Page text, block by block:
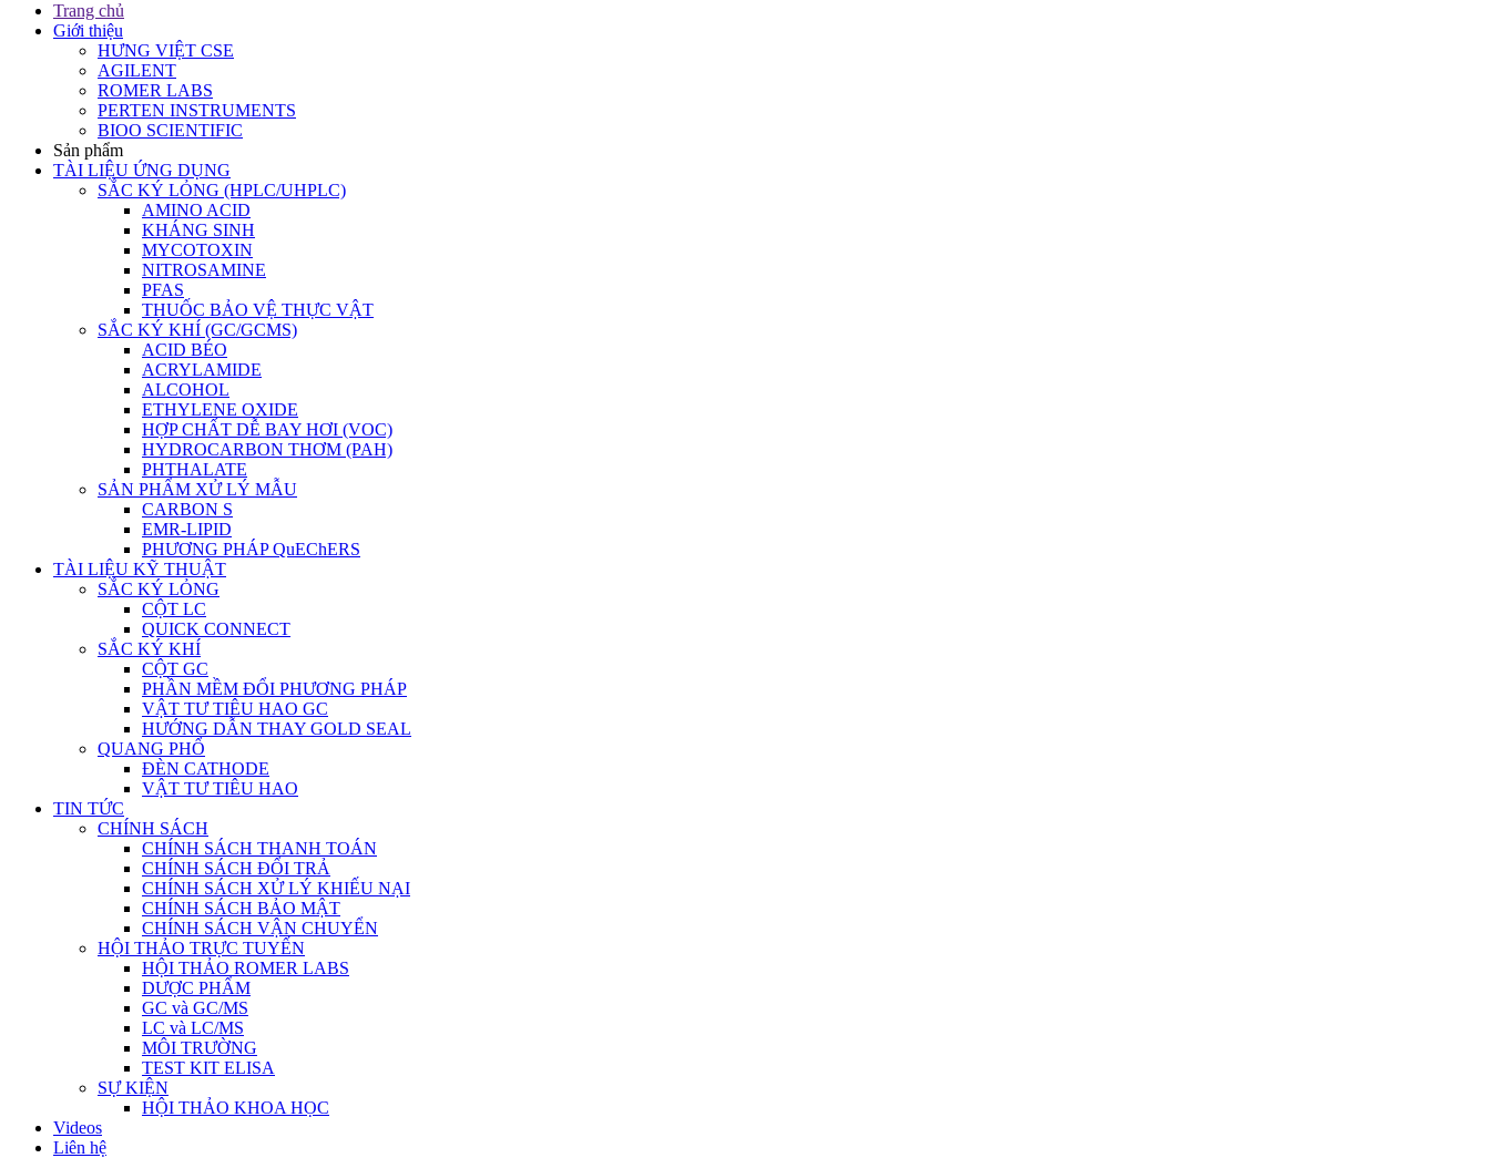
Trang chủ
Giới thiệu
HƯNG VIỆT CSE
AGILENT
ROMER LABS
PERTEN INSTRUMENTS
BIOO SCIENTIFIC
Sản phẩm
TÀI LIỆU ỨNG DỤNG
SẮC KÝ LỎNG (HPLC/UHPLC)
AMINO ACID
KHÁNG SINH
MYCOTOXIN
NITROSAMINE
PFAS
THUỐC BẢO VỆ THỰC VẬT
SẮC KÝ KHÍ (GC/GCMS)
ACID BÉO
ACRYLAMIDE
ALCOHOL
ETHYLENE OXIDE
HỢP CHẤT DỄ BAY HƠI (VOC)
HYDROCARBON THƠM (PAH)
PHTHALATE
SẢN PHẨM XỬ LÝ MẪU
CARBON S
EMR-LIPID
PHƯƠNG PHÁP QuEChERS
TÀI LIỆU KỸ THUẬT
SẮC KÝ LỎNG
CỘT LC
QUICK CONNECT
SẮC KÝ KHÍ
CỘT GC
PHẦN MỀM ĐỔI PHƯƠNG PHÁP
VẬT TƯ TIÊU HAO GC
HƯỚNG DẪN THAY GOLD SEAL
QUANG PHỔ
ĐÈN CATHODE
VẬT TƯ TIÊU HAO
TIN TỨC
CHÍNH SÁCH
CHÍNH SÁCH THANH TOÁN
CHÍNH SÁCH ĐỔI TRẢ
CHÍNH SÁCH XỬ LÝ KHIẾU NẠI
CHÍNH SÁCH BẢO MẬT
CHÍNH SÁCH VẬN CHUYỂN
HỘI THẢO TRỰC TUYẾN
HỘI THẢO ROMER LABS
DƯỢC PHẨM
GC và GC/MS
LC và LC/MS
MÔI TRƯỜNG
TEST KIT ELISA
SỰ KIỆN
HỘI THẢO KHOA HỌC
Videos
Liên hệ